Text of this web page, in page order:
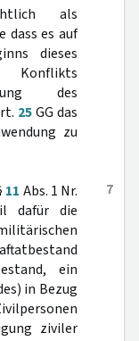
als
dass es auf
dieses
Konflikts
des
25GG das
zu
7
11 Abs. 1 Nr.
dafür die
ein
in Bezug
ziviler